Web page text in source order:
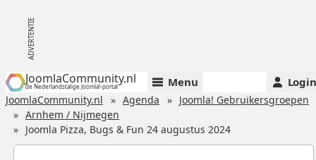
JoomlaCommunity.nl
de Nederlandstalige Joomla!-portal Menu Login
JoomlaCommunity.nl Agenda
Joomla! Gebruikersgroepen
Arnhem / Nijmegen
Joomla Pizza, Bugs & Fun 24 augustus 2024